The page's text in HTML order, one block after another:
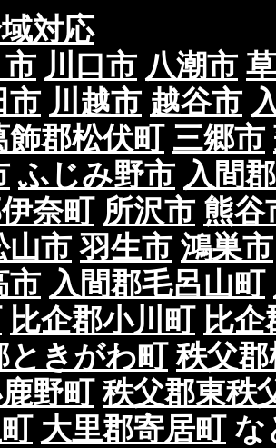
対応
川口市 八潮市
市 川越市 越谷市
飾郡松伏町 三郷市
ふじみ野市 入間
奈町 所沢市 熊谷
山市 羽生市 鴻巣市
市 入間郡毛呂山町
比企郡小川町 比
ときがわ町 秩父
野町 秩父郡東秩
大里郡寄居町な